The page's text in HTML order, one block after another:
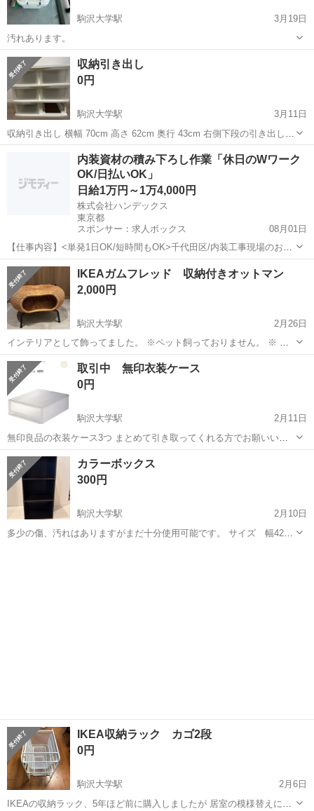
駒沢大学駅
3月19日
汚れあります。
東京 世田谷区 駒沢大学駅
収納引き出し
0円
駒沢大学駅
3月11日
収納引き出し 横幅 70cm 高さ 62cm 奥行 43cm 右側下段の引き出しが
欠損してます。世田谷区 駒沢大学駅 収納家具
内装資材の積み下ろし作業「休日のWワーク
OK/日払いOK」
日給1万円～1万4,000円
株式会社ハンデックス
東京都
スポンサー：求人ボックス
08月01日
【仕事内容】<単発1日OK/短時間もOK>千代田区/内装工事現場のお手
伝い/履歴書不要/日払いOK/WワークOK 〈養生・軽作業スタッフ〉 超
短期・単発バイト大募集! 日払いOK・1日からOKの 「短時間」アルバ
イト! もちろんフ...
アルバイト・パート
IKEAガムフレッド 収納付きオットマン
2,000円
駒沢大学駅
2月26日
インテリアとして飾ってました。 ※ペット飼っておりません。 ※ 家
族に喫煙者おりません。 取りに来て下さる方優先します。
東京 目黒区 駒沢大学駅 収納家具
取引中 無印衣装ケース
0円
駒沢大学駅
2月11日
無印良品の衣装ケース3つ まとめて引き取ってくれる方でお願いいた
します
東京 世田谷区 駒沢大学駅
カラーボックス
300円
駒沢大学駅
2月10日
多少の傷、汚れはありますがまだ十分使用可能です。 サイズ 幅42、
IKEA収納ラック カゴ2段
0円
駒沢大学駅
2月6日
IKEAの収納ラック、5年ほど前に購入しましたが 居室の模様替えによ